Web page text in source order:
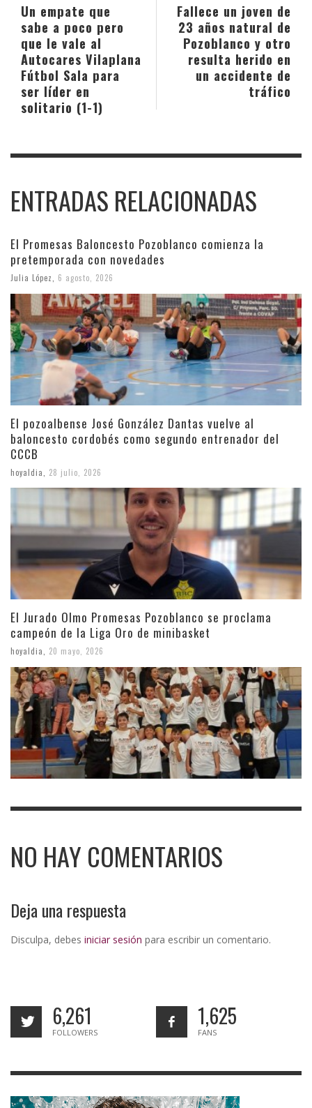
Fallece un joven de
23 años natural de
Pozoblanco y otro
resulta herido en
un accidente de
tráfico
Un empate que
sabe a poco pero
que le vale al
Autocares Vilaplana
Fútbol Sala para
ser líder en
solitario (1-1)
ENTRADAS RELACIONADAS
El Promesas Baloncesto Pozoblanco comienza la
pretemporada con novedades
Julia López 6 agosto, 2026
El pozoalbense José González Dantas vuelve al
baloncesto cordobés como segundo entrenador del
CCCB
hoyaldia 28 julio, 2026
El Jurado Olmo Promesas Pozoblanco se proclama
campeón de la Liga Oro de minibasket
hoyaldia 20 mayo, 2026
NO HAY COMENTARIOS
Deja una respuesta
Disculpa, debes iniciar sesión para escribir un comentario.
6,261
FOLLOWERS
1,625
FANS